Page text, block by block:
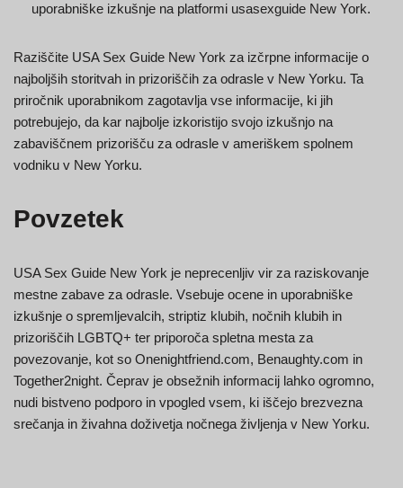
uporabniške izkušnje na platformi usasexguide New York.
Raziščite USA Sex Guide New York za izčrpne informacije o
najboljših storitvah in prizoriščih za odrasle v New Yorku. Ta
priročnik uporabnikom zagotavlja vse informacije, ki jih
potrebujejo, da kar najbolje izkoristijo svojo izkušnjo na
zabaviščnem prizorišču za odrasle v ameriškem spolnem
vodniku v New Yorku.
Povzetek
USA Sex Guide New York je neprecenljiv vir za raziskovanje
mestne zabave za odrasle. Vsebuje ocene in uporabniške
izkušnje o spremljevalcih, striptiz klubih, nočnih klubih in
prizoriščih LGBTQ+ ter priporoča spletna mesta za
povezovanje, kot so Onenightfriend.com, Benaughty.com in
Together2night. Čeprav je obsežnih informacij lahko ogromno,
nudi bistveno podporo in vpogled vsem, ki iščejo brezvezna
srečanja in živahna doživetja nočnega življenja v New Yorku.